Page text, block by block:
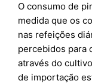
O consumo de
medida que os
nas refeições
percebidos para
através do
de importação